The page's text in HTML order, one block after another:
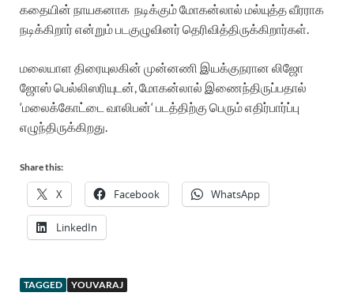
கதையின் நாயகனாக நடிக்கும்மோகன்லால் மல்யுத்தவீரராக
நடிக்கிறார்என்றும்பட குழுவினர்தெரிவித்திருக்கிறார்கள்
மலையாள திரையுலகின் முன்னணி இயக்குநரான லிஜோ
ஜோஸ்பெல்லிஸரியுடன் மோகன்லால் இணைந்திருப்பதால்
‘மலைக்கோட்டை வாலிபன்‘படத்திற்கு பெரும்எதிர்பார்ப்பு
எழுந்திருக்கிறது
Share this:
X Facebook WhatsApp
LinkedIn
TAGGED YOUVARAJ